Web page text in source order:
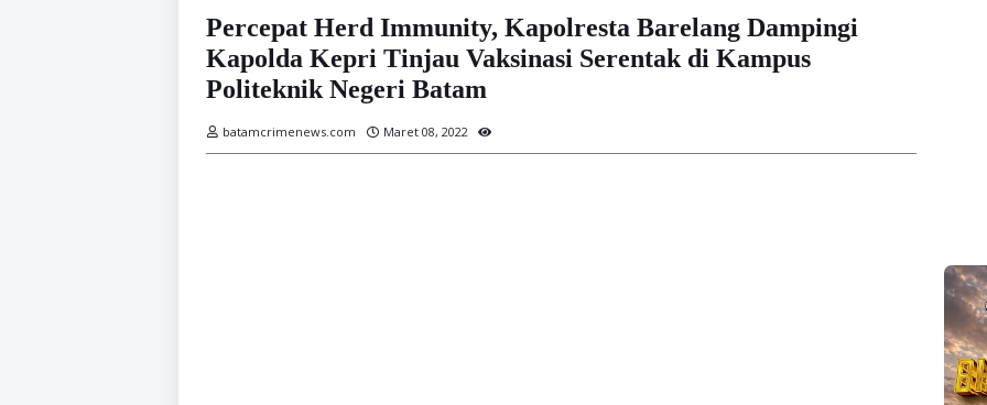
Percepat Herd Immunity, Kapolresta Barelang Dampingi
Kapolda Kepri Tinjau Vaksinasi Serentak di Kampus
Politeknik Negeri Batam
batamcrimenews.com Maret 08, 2022